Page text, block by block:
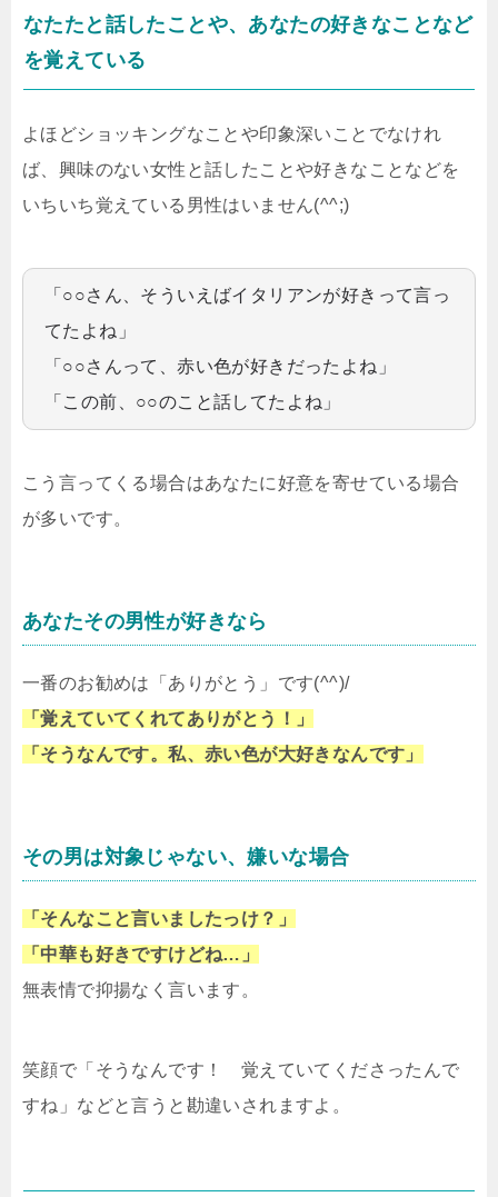
なたたと話したことや、あなたの好きなことなど
を覚えている
よほどショッキングなことや印象深いことでなけれ
ば、興味のない女性と話したことや好きなことなどを
いちいち覚えている男性はいません(^^;)
「○○さん、そういえばイタリアンが好きって言っ
てたよね」
「○○さんって、赤い色が好きだったよね」
「この前、○○のこと話してたよね」
こう言ってくる場合はあなたに好意を寄せている場合
が多いです。
あなたその男性が好きなら
一番のお勧めは「ありがとう」です(^^)/
「覚えていてくれてありがとう！」
「そうなんです。私、赤い色が大好きなんです」
その男は対象じゃない、嫌いな場合
「そんなこと言いましたっけ？」
「中華も好きですけどね…」
無表情で抑揚なく言います。
笑顔で「そうなんです！ 覚えていてくださったんで
すね」などと言うと勘違いされますよ。